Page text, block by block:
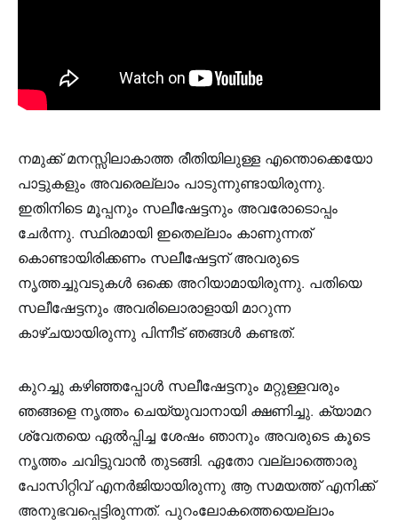
നമുക്ക് മനസ്സിലാകാത്ത രീതിയിലുള്ള എന്തൊക്കെയോ
പാട്ടുകളും അവരെല്ലാം പാടുന്നുണ്ടായിരുന്നു.
ഇതിനിടെ മൂപ്പനും സലീഷേട്ടനും അവരോടൊപ്പം
ചേർന്നു. സ്ഥിരമായി ഇതെല്ലാം കാണുന്നത്
കൊണ്ടായിരിക്കണം സലീഷേട്ടന് അവരുടെ
നൃത്തച്ചുവടുകൾ ഒക്കെ അറിയാമായിരുന്നു. പതിയെ
സലീഷേട്ടനും അവരിലൊരാളായി മാറുന്ന
കാഴ്ചയായിരുന്നു പിന്നീട് ഞങ്ങൾ കണ്ടത്.
കുറച്ചു കഴിഞ്ഞപ്പോൾ സലീഷേട്ടനും മറ്റുള്ളവരും
ഞങ്ങളെ നൃത്തം ചെയ്യുവാനായി ക്ഷണിച്ചു. ക്യാമറ
ശ്വേതയെ ഏൽപ്പിച്ച ശേഷം ഞാനും അവരുടെ കൂടെ
നൃത്തം ചവിട്ടുവാൻ തുടങ്ങി. ഏതോ വല്ലാത്തൊരു
പോസിറ്റിവ് എനർജിയായിരുന്നു ആ സമയത്ത് എനിക്ക്
അനുഭവപ്പെട്ടിരുന്നത്. പുറംലോകത്തെയെല്ലാം